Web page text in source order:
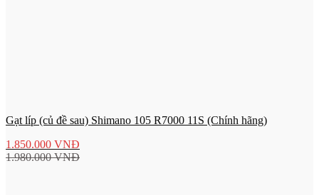
Gạt líp (củ đề sau) Shimano 105 R7000 11S (Chính hãng)
1.850.000 VNĐ
1.980.000VNĐ